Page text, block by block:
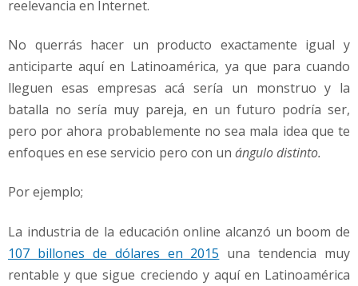
reelevancia en Internet.
No querrás hacer un producto exactamente igual y
anticiparte aquí en Latinoamérica, ya que para cuando
lleguen esas empresas acá sería un monstruo y la
batalla no sería muy pareja, en un futuro podría ser,
pero por ahora probablemente no sea mala idea que te
enfoques en ese servicio pero con un ángulo distinto.
Por ejemplo;
La industria de la educación online alcanzó un boom de
107 billones de dólares en 2015 una tendencia muy
rentable y que sigue creciendo y aquí en Latinoamérica